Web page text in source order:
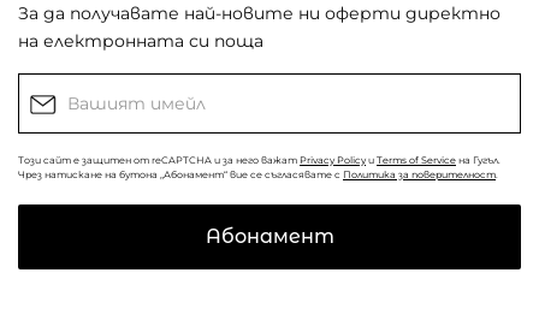
За да получавате най-новите ни оферти директно
на електронната си поща
Този сайт е защитен от reCAPTCHA и за него важат Privacy Policy и Terms of Service на Гугъл.
Чрез натискане на бутона „Абонамент“ вие се съгласявате с Политика за поверителност
Абонамент